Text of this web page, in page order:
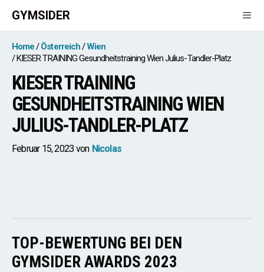
Zum
Inhalt
springen
GYMSIDER
Home Österreich
Wien
KIESER TRAINING Gesundheitstraining Wien Julius-Tandler-Platz
KIESER TRAINING
GESUNDHEITSTRAINING WIEN
JULIUS-TANDLER-PLATZ
Februar 15, 2023 von Nicolas
TOP-BEWERTUNG BEI DEN
GYMSIDER AWARDS 2023